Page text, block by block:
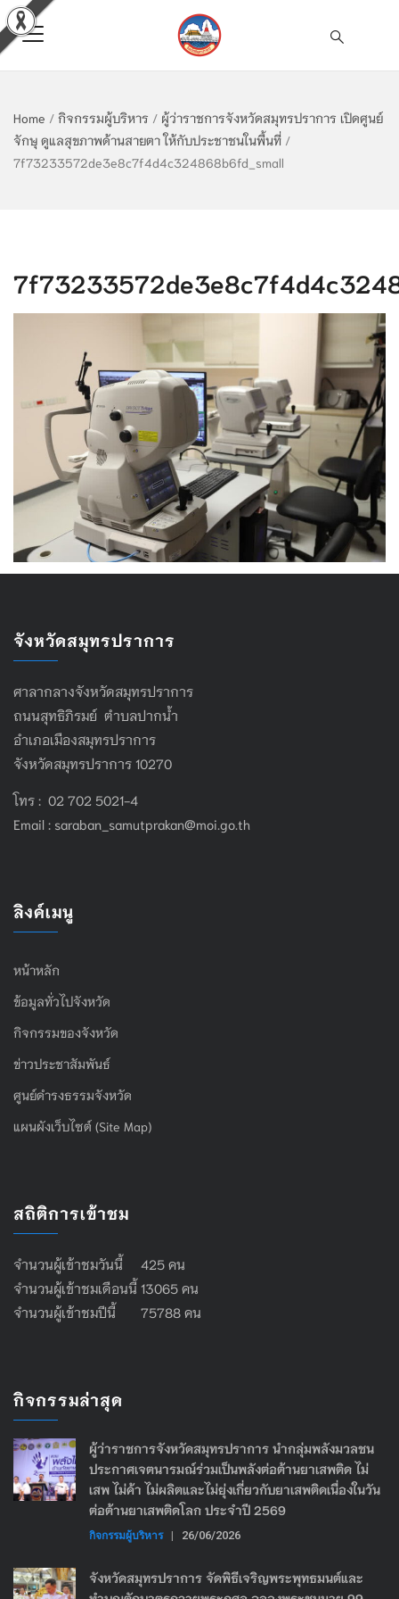
Home / กิจกรรมผู้บริหาร / ผู้ว่าราชการจังหวัดสมุทรปราการ เปิดศูนย์
จักษุ ดูแลสุขภาพด้านสายตา ให้กับประชาชนในพื้นที่ /
7f73233572de3e8c7f4d4c324868b6fd_small
จังหวัดสมุทรปราการ
ศาลากลางจังหวัดสมุทรปราการ
ถนนสุทธิภิรมย์ ตำบลปากน้ำ
อำเภอเมืองสมุทรปราการ
จังหวัดสมุทรปราการ 10270
โทร : 02 702 5021-4
Email : saraban_samutprakan@moi.go.th
ลิงค์เมนู
หน้าหลัก
ข้อมูลทั่วไปจังหวัด
กิจกรรมของจังหวัด
ข่าวประชาสัมพันธ์
ศูนย์ดำรงธรรมจังหวัด
แผนผังเว็บไซต์ (Site Map)
สถิติการเข้าชม
จำนวนผู้เข้าชมวันนี้ 425 คน
จำนวนผู้เข้าชมเดือนนี้ 13065 คน
จำนวนผู้เข้าชมปีนี้ 75788 คน
กิจกรรมล่าสุด
ผู้ว่าราชการจังหวัดสมุทรปราการ นำกลุ่มพลังมวลชน
ประกาศเจตนารมณ์ร่วมเป็นพลังต่อต้านยาเสพติด ไม่
เสพ ไม่ค้า ไม่ผลิตและไม่ยุ่งเกี่ยวกับยาเสพติดเนื่องในวัน
ต่อต้านยาเสพติดโลก ประจำปี 2569
กิจกรรมผู้บริหาร | 26/06/2026
จังหวัดสมุทรปราการ จัดพิธีเจริญพระพุทธมนต์และ